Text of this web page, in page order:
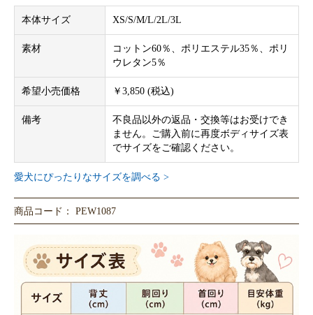
本体サイズ XS/S/M/L/2L/3L
素材
コットン60％、ポリエステル35％、ポリ
ウレタン5％
希望小売価格 ￥3,850 (税込)
備考
不良品以外の返品・交換等はお受けでき
ません。ご購入前に再度ボディサイズ表
でサイズをご確認ください。
愛犬にぴったりなサイズを調べる >
商品コード： PEW1087